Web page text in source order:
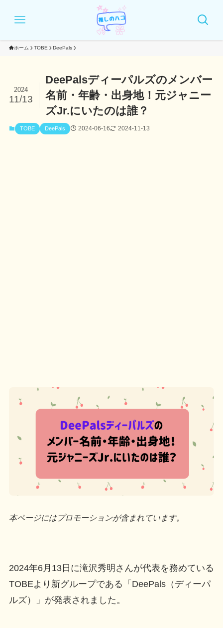
ホーム TOBE DeePals
DeePalsディーパルズのメンバー
名前・年齢・出身地！元ジャニー
ズJr.にいたのは誰？
2024
11/13
TOBE DeePals 2024-06-16 2024-11-13
本ページにはプロモーションが含まれています。
2024年6月13日に滝沢秀明さんが代表を務めている
TOBEより新グループである「DeePals（ディーパ
ルズ）」が発表されました。